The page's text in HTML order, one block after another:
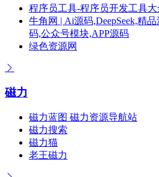
程序员工具-程序员开发工具
牛角网 | Ai源码,DeepSeek,精
码,公众号模块,APP源码
绿色资源网
磁力
磁力蓝图 磁力资源导航站
磁力搜索
磁力猫
老王磁力